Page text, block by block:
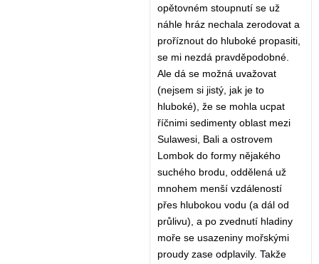
opětovném stoupnutí se už
náhle hráz nechala zerodovat a
proříznout do hluboké propasiti,
se mi nezdá pravděpodobné.
Ale dá se možná uvažovat
(nejsem si jistý, jak je to
hluboké), že se mohla ucpat
říčnimi sedimenty oblast mezi
Sulawesi, Bali a ostrovem
Lombok do formy nějakého
suchého brodu, oddělená už
mnohem menší vzdáleností
přes hlubokou vodu (a dál od
průlivu), a po zvednutí hladiny
moře se usazeniny mořskými
proudy zase odplavily. Takže